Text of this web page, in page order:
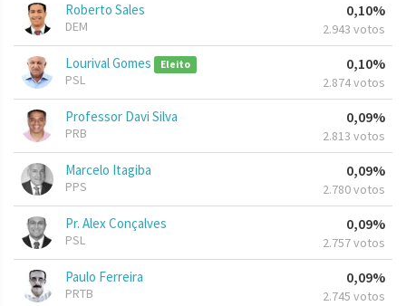
Roberto Sales
DEM
0,10%
2.943 votos
Lourival Gomes Eleito
PSL
0,10%
2.874 votos
Professor Davi Silva
PRB
0,09%
2.813 votos
Marcelo Itagiba
PPS
0,09%
2.780 votos
Pr. Alex Conçalves
PSL
0,09%
2.757 votos
Paulo Ferreira
PRTB
0,09%
2.745 votos